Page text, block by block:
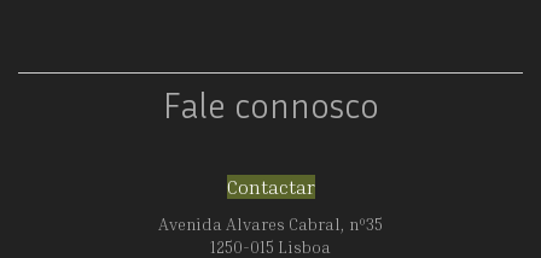
Fale connosco
Contactar
Avenida Alvares Cabral, nº35
1250-015 Lisboa